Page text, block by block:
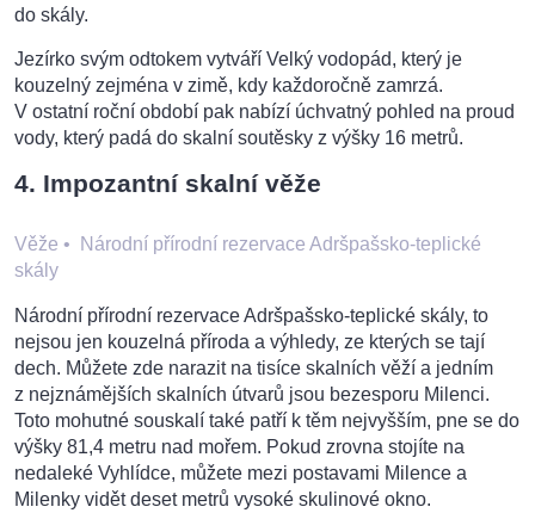
do skály.
Jezírko svým odtokem vytváří Velký vodopád, který je
kouzelný zejména v zimě, kdy každoročně zamrzá.
V ostatní roční období pak nabízí úchvatný pohled na proud
vody, který padá do skalní soutěsky z výšky 16 metrů.
4. Impozantní skalní věže
Věže •
Národní přírodní rezervace Adršpašsko-teplické
skály
Národní přírodní rezervace Adršpašsko-teplické skály, to
nejsou jen kouzelná příroda a výhledy, ze kterých se tají
dech. Můžete zde narazit na tisíce skalních věží a jedním
z nejznámějších skalních útvarů jsou bezesporu Milenci.
Toto mohutné souskalí také patří k těm nejvyšším, pne se do
výšky 81,4 metru nad mořem. Pokud zrovna stojíte na
nedaleké Vyhlídce, můžete mezi postavami Milence a
Milenky vidět deset metrů vysoké skulinové okno.